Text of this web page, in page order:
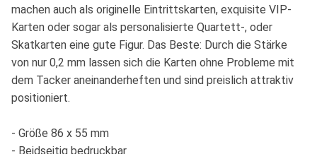
machen auch als originelle Eintrittskarten, exquisite VIP-
Karten oder sogar als personalisierte Quartett-, oder
Skatkarten eine gute Figur. Das Beste: Durch die Stärke
von nur 0,2 mm lassen sich die Karten ohne Probleme mit
dem Tacker aneinanderheften und sind preislich attraktiv
positioniert.
- Größe 86 x 55 mm
- Beidseitig bedruckbar